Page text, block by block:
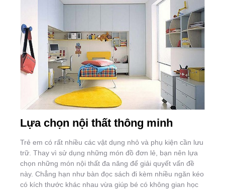
Lựa chọn nội thất thông minh
Trẻ em có rất nhiều các vật dụng nhỏ và phụ kiện cần lưu
trữ. Thay vì sử dụng những món đồ đơn lẻ, bạn nên lựa
chọn những món nội thất đa năng để giải quyết vấn đề
này. Chẳng hạn như bàn đọc sách đi kèm nhiều ngăn kéo
có kích thước khác nhau vừa giúp bé có không gian học